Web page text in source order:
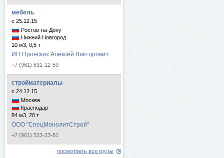
мебель
с 25.12.15
Ростов-на-Дону
Нижний Новгород
10 м3, 0,5 т
ИП Пронских Алексей Викторович
+7 (961) 631-12-59
стройматериалы
с 24.12.15
Москва
Краснодар
84 м3, 20 т
ООО "СпецМонолитСтрой"
+7 (961) 523-23-81
посмотреть все грузы